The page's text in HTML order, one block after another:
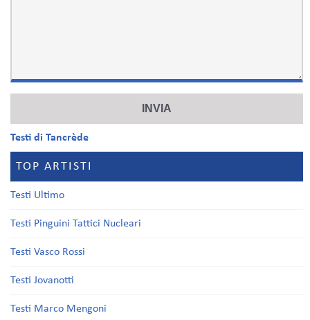
Testi di Tancrède
TOP ARTISTI
Testi Ultimo
Testi Pinguini Tattici Nucleari
Testi Vasco Rossi
Testi Jovanotti
Testi Marco Mengoni